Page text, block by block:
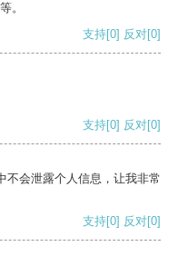
。
支持[0] 反对[0]
支持[0] 反对[0]
不会泄露个人信息，让我非常
支持[0] 反对[0]